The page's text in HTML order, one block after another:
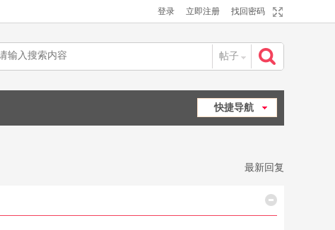
登录 立即注册 找回密码
帖子
快捷导航
最新回复